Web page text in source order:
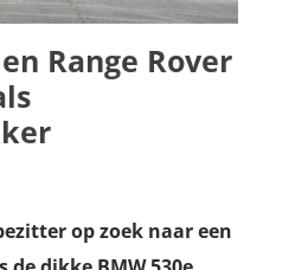
Range Rover
op zoek naar een